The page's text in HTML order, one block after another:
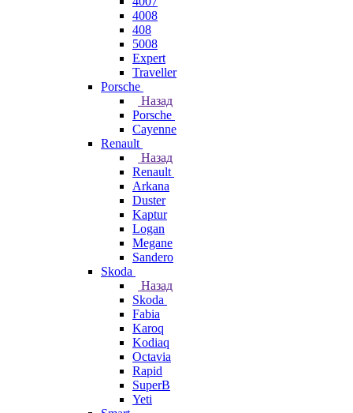
4008
408
5008
Expert
Traveller
Porsche
Назад
Porsche
Cayenne
Renault
Назад
Renault
Arkana
Duster
Kaptur
Logan
Megane
Sandero
Skoda
Назад
Skoda
Fabia
Karoq
Kodiaq
Octavia
Rapid
SuperB
Yeti